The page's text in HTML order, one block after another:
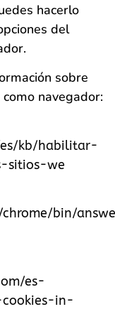
hacerlo
del
sobre
navegador:
kb/habilitar-
sitios-we
bin/
es-
in-